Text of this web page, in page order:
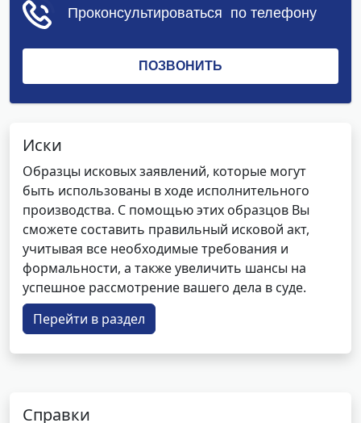
Иски
Образцы исковых заявлений, которые могут
быть использованы в ходе исполнительного
производства. С помощью этих образцов Вы
сможете составить правильный исковой акт,
учитывая все необходимые требования и
формальности, а также увеличить шансы на
успешное рассмотрение вашего дела в суде.
Перейти в раздел
Справки